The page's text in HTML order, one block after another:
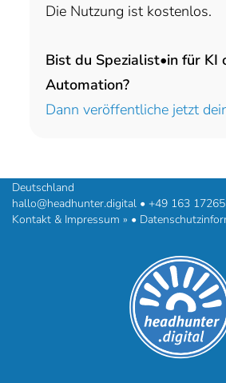
Die Nutzung ist kostenlos.
Bist du Spezialist•in für KI
Automation?
Dann veröffentliche jetzt
Deutschland
hallo@headhunter.digital • +49 163
Kontakt & Impressum » •